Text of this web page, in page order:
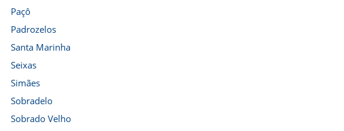
Paçô
Padrozelos
Santa Marinha
Seixas
Simães
Sobradelo
Sobrado Velho